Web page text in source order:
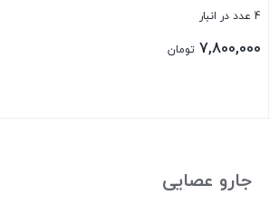
4 عدد در انبار
7,800,000 تومان
جارو عصایی